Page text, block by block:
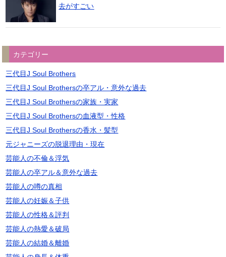
去がすごい
カテゴリー
三代目J Soul Brothers
三代目J Soul Brothersの卒アル・意外な過去
三代目J Soul Brothersの家族・実家
三代目J Soul Brothersの血液型・性格
三代目J Soul Brothersの香水・髪型
元ジャニーズの脱退理由・現在
芸能人の不倫＆浮気
芸能人の卒アル＆意外な過去
芸能人の噂の真相
芸能人の妊娠＆子供
芸能人の性格＆評判
芸能人の熱愛＆破局
芸能人の結婚＆離婚